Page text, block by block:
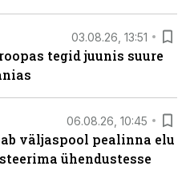
03.08.26, 13:51
tegid juunis suure
06.08.26, 10:45
väljaspool pealinna elu
ühendustesse